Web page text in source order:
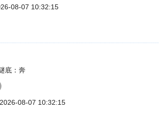
08-07 10:32:15
底：奔
08-07 10:32:15